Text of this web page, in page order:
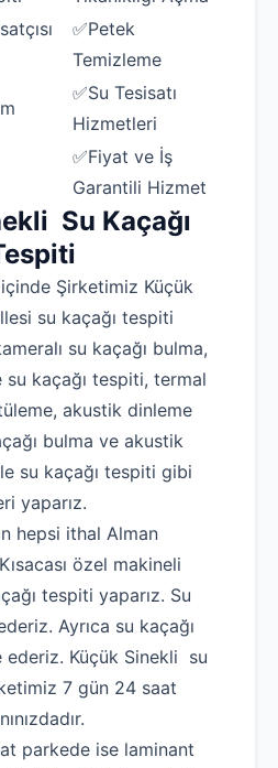
✅Petek
Temizleme
✅Su Tesisatı
Hizmetleri
✅Fiyat ve İş
Garantili Hizmet
Su Kaçağı
içinde Şirketimiz Küçük
su kaçağı tespiti
su kaçağı bulma,
kaçağı tespiti, termal
akustik dinleme
bulma ve akustik
su kaçağı tespiti gibi
yaparız.
hepsi ithal Alman
özel makineli
tespiti yaparız. Su
Ayrıca su kaçağı
Küçük Sinekli su
7 gün 24 saat
parkede ise laminant